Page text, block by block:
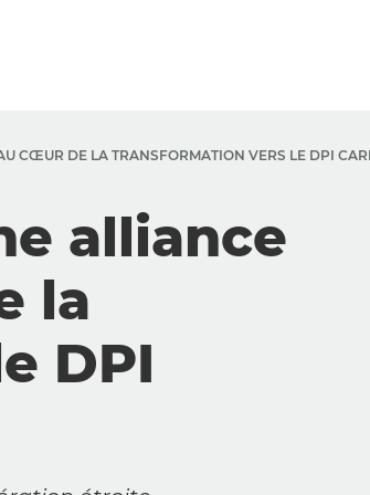
CŒUR DE LA TRANSFORMATION VERS LE DPI
alliance
la
DPI